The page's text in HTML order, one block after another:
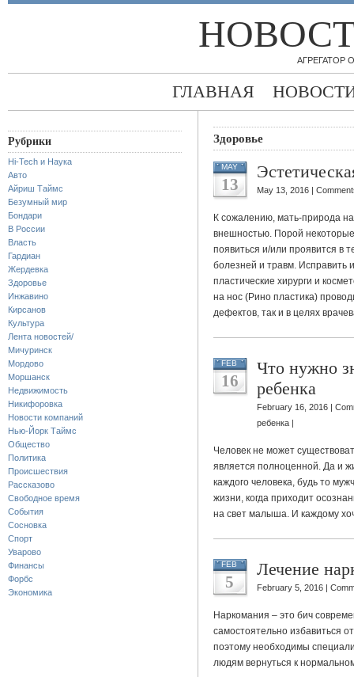
АГРЕГАТОР
ГЛАВНАЯ
Рубрики
Hi-Tech и Наука
Авто
Айриш Таймс
Безумный мир
Бондари
В России
Власть
Гардиан
Жердевка
Здоровье
Инжавино
Кирсанов
Культура
Лента новостей/
Мичуринск
Мордово
Моршанск
Недвижимость
Никифоровка
Новости компаний
Нью-Йорк Таймс
Общество
Политика
Происшествия
Рассказово
Свободное время
События
Сосновка
Спорт
Уварово
Финансы
Форбс
Экономика
Здоровье
MAY
13 May 13, 2016 |
К сожалению, мать-природа
внешностью. Порой
появиться и/или проявится в
болезней и травм. Исправить
пластические хирурги и
на нос (Рино пластика)
дефектов, так и в целях
FEB
16
Что нужно
ребенка
February 16, 2016 |
ребенка |
Человек не может
является полноценной. Да и
каждого человека, будь то
жизни, когда приходит
на свет малыша. И каждому
FEB
5
Лечение
February 5, 2016 |
Наркомания – это бич
самостоятельно избавиться
поэтому необходимы
людям вернуться к